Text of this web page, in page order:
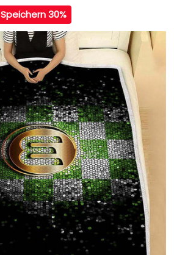
Speichern 30%